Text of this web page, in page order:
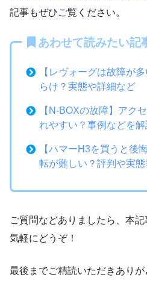
記事もぜひご覧ください。
あわせて読みたい記
【レヴォーグは故障が
らけ？実態や詳細など
【N-BOXの故障】アク
れやすい？事例などを解
【ハマーH3を買うと後
転が難しい？評判や実態
ご質問などありましたら、本
気軽にどうぞ！
最後までご精読いただきありが